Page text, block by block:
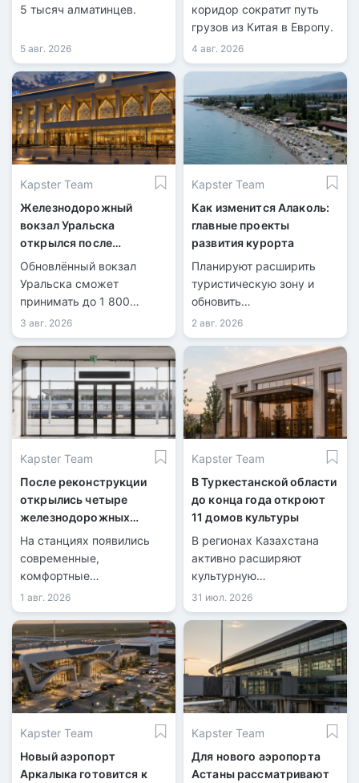
5 тысяч алматинцев.
5 авг. 2026
коридор сократит путь
грузов из Китая в Европу.
4 авг. 2026
Kapster Team
Железнодорожный
вокзал Уральска
открылся после
масштабной
реконструкции
Обновлённый вокзал
Уральска сможет
принимать до 1 800
пассажиров в сутки.
3 авг. 2026
Kapster Team
Как изменится Алаколь:
главные проекты
развития курорта
Планируют расширить
туристическую зону и
обновить
инфраструктуру.
2 авг. 2026
Kapster Team
После реконструкции
открылись четыре
железнодорожных
вокзала
На станциях появились
современные,
комфортные
пространства для
пассажиров.
1 авг. 2026
Kapster Team
В Туркестанской области
до конца года откроют
11 домов культуры
В регионах Казахстана
активно расширяют
культурную
инфраструктуру.
31 июл. 2026
Kapster Team
Новый аэропорт
Аркалыка готовится к
Kapster Team
Для нового аэропорта
Астаны рассматривают